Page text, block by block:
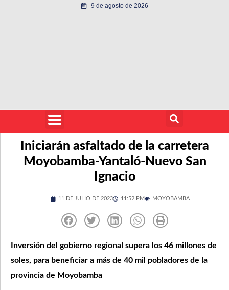
9 de agosto de 2026
Iniciarán asfaltado de la carretera
Moyobamba-Yantaló-Nuevo San
Ignacio
11 DE JULIO DE 2023 11:52 PM MOYOBAMBA
Inversión del gobierno regional supera los 46 millones de
soles, para beneficiar a más de 40 mil pobladores de la
provincia de Moyobamba